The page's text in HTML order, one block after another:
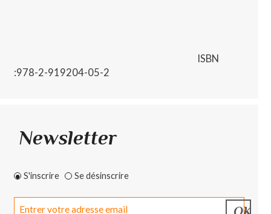
ISBN
:978-2-919204-05-2
Newsletter
S'inscrire Se désinscrire